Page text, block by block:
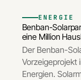
ENERGIE
Benban-
eine Million
Der Benban-
Vorzeigeprojekt
Energien.